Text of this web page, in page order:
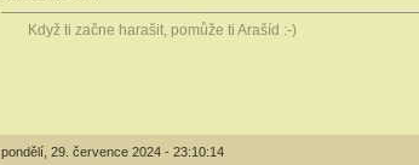
Když ti začne harašit, pomůže ti Arašíd :-)
pondělí, 29. července 2024 - 23:10:14